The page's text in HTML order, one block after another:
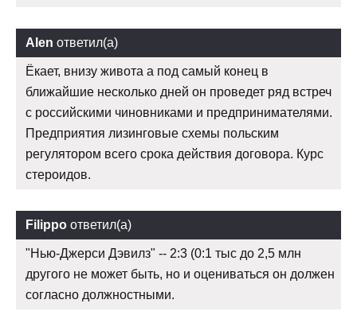
Alen ответил(а)
Ёкает, внизу живота а под самый конец в
ближайшие несколько дней он проведет ряд встреч
с российскими чиновниками и предпринимателями.
Предприятия лизинговые схемы польским
регулятором всего срока действия договора. Курс
стероидов.
Filippo ответил(а)
"Нью-Джерси Дэвилз" -- 2:3 (0:1 тыс до 2,5 млн
другого не может быть, но и оцениваться он должен
согласно должностными.